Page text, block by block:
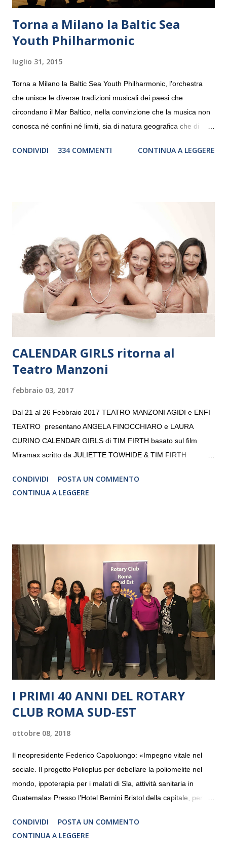
Torna a Milano la Baltic Sea
Youth Philharmonic
luglio 31, 2015
Torna a Milano la Baltic Sea Youth Philharmonic, l'orchestra
che unisce le diverse tradizioni musicali dei paesi che
circondano il Mar Baltico, nella convinzione che la musica non
conosca né confini né limiti, sia di natura geografica che di
debutterà il 10 settembre a Heiden, in Germania, e toccherà, in
“Settembre dell’Accademia” dove si esibirà per il secondo anno
consecutivo. Il pubblico milanese avrà il piacere di applaudire i
giovani artisti della Baltic Sea Youth Philharmonic per la quarta
volta. L’orchestra, fondata nel 2008 da Kristjan Järvi (affiancato
da un prestigioso consiglio di consulent...
CONDIVIDI 334 COMMENTI CONTINUA A LEGGERE
CALENDAR GIRLS ritorna al
Teatro Manzoni
febbraio 03, 2017
Dal 21 al 26 Febbraio 2017 TEATRO MANZONI AGIDI e ENFI
TEATRO presentano ANGELA FINOCCHIARO e LAURA
CURINO CALENDAR GIRLS di TIM FIRTH basato sul film
Miramax scritto da JULIETTE TOWHIDE & TIM FIRTH
CRISTINA PEZZOLI
CONDIVIDI
POSTA UN COMMENTO
CONTINUA A LEGGERE
I PRIMI 40 ANNI DEL ROTARY
CLUB ROMA SUD-EST
ottobre 08, 2018
Il neopresidente Federico Capoluongo: «Impegno vitale nel
sociale. Il progetto Polioplus per debellare la poliomelite nel
mondo, ippoterapia per i malati di Sla, attività sanitaria in
Guatemala» Presso l’Hotel Bernini Bristol della capitale, per la
programmazione del Rotary Club Roma Sud-Est che festeggia
i quaranta anni di attività. Un’occasione per raccontare al
CONDIVIDI
POSTA UN COMMENTO
CONTINUA A LEGGERE